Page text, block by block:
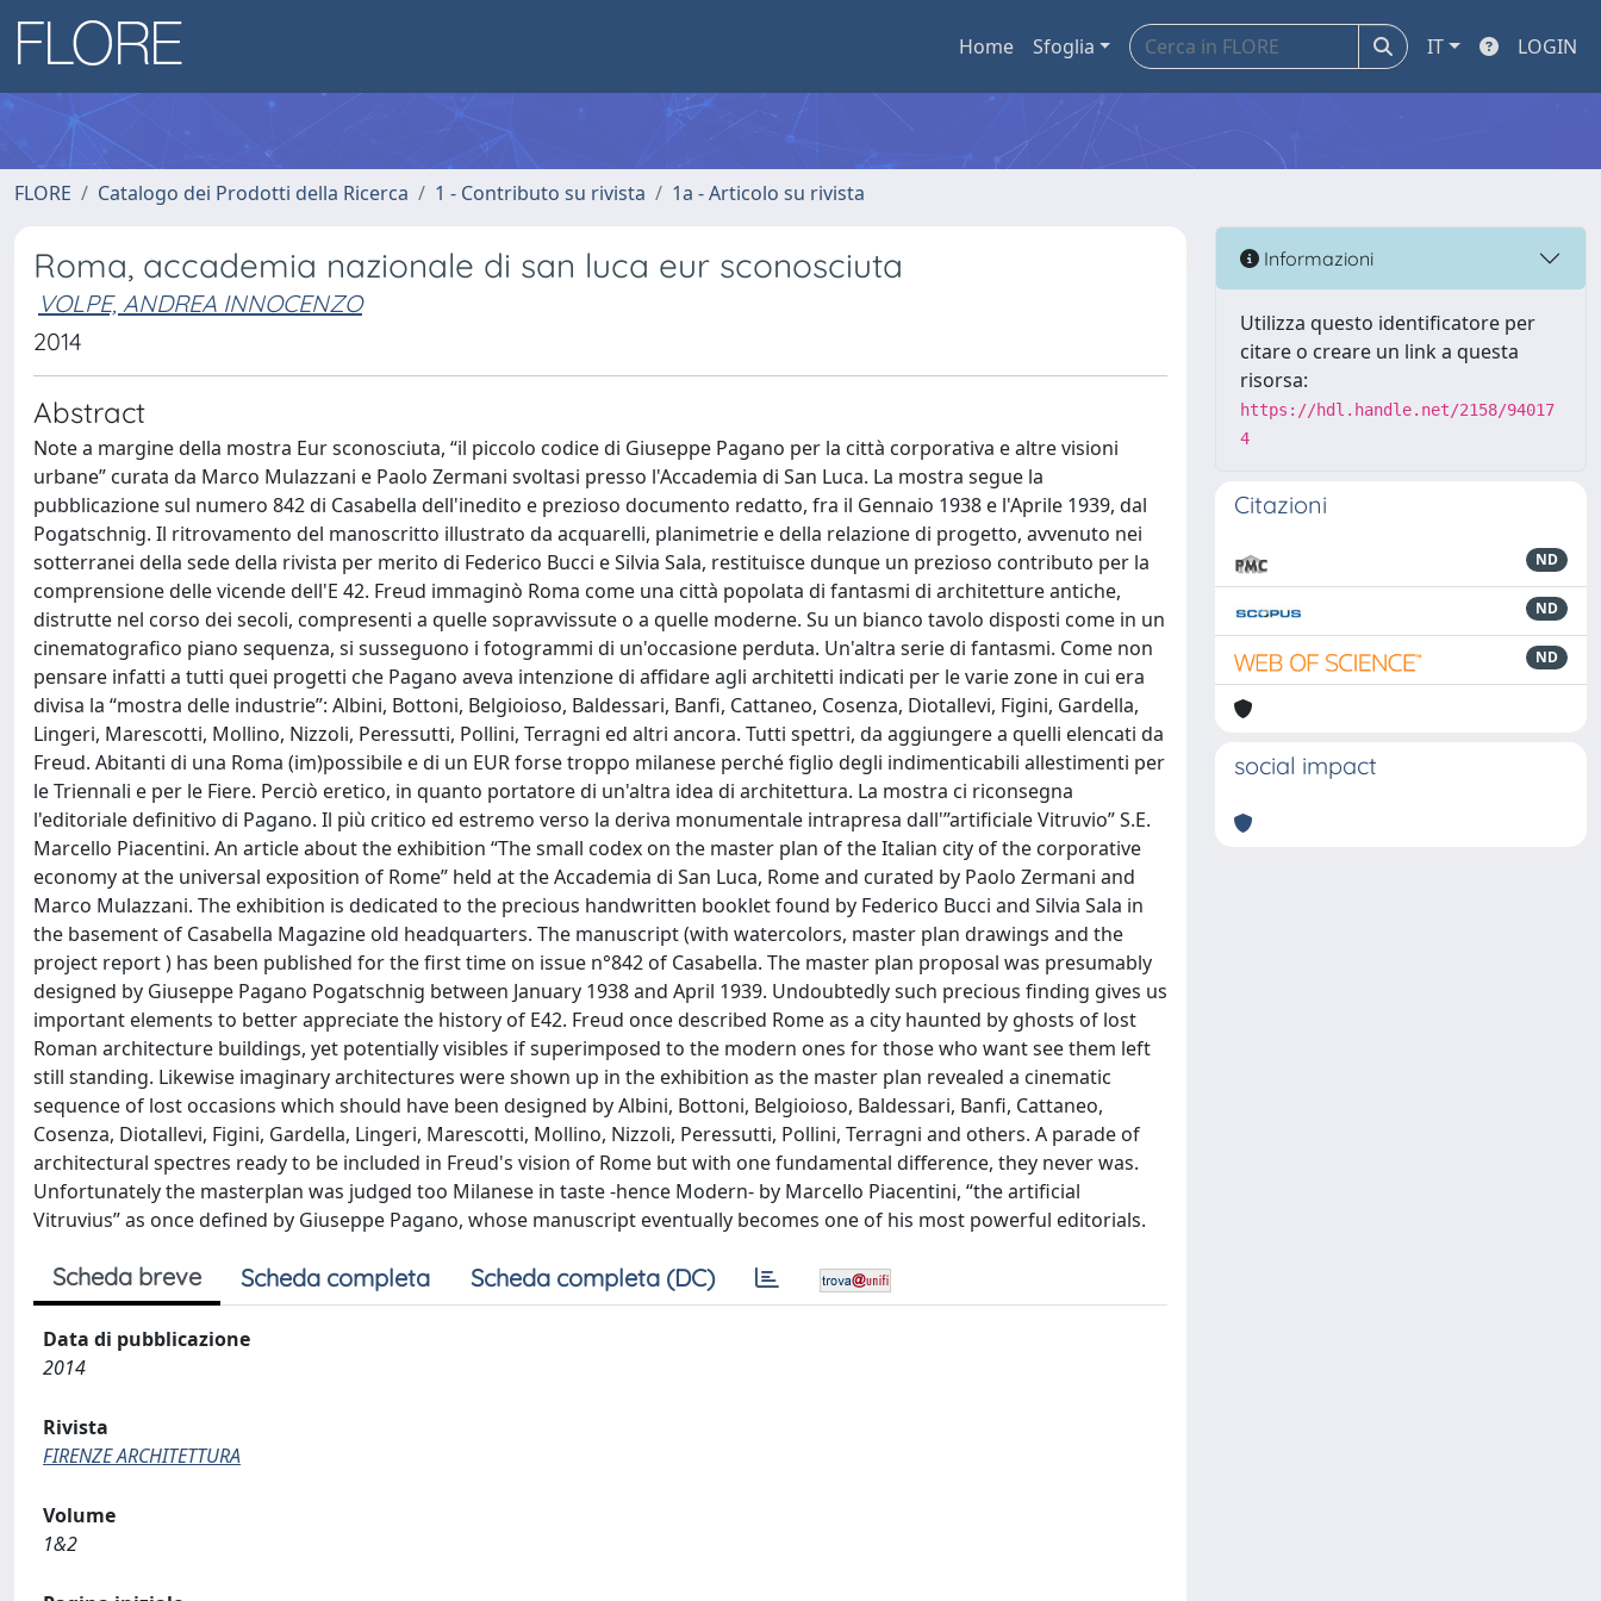
Home Sfoglia IT LOGIN
FLORE Catalogo dei Prodotti della Ricerca 1 - Contributo su rivista 1a - Articolo su rivista
Roma, accademia nazionale di san luca eur sconosciuta
VOLPE, ANDREA INNOCENZO
2014
Abstract
Note a margine della mostra Eur sconosciuta, “il piccolo codice di Giuseppe Pagano per la città corporativa e altre visioni
urbane” curata da Marco Mulazzani e Paolo Zermani svoltasi presso l'Accademia di San Luca. La mostra segue la
pubblicazione sul numero 842 di Casabella dell'inedito e prezioso documento redatto, fra il Gennaio 1938 e l'Aprile 1939, dal
Pogatschnig. Il ritrovamento del manoscritto illustrato da acquarelli, planimetrie e della relazione di progetto, avvenuto nei
sotterranei della sede della rivista per merito di Federico Bucci e Silvia Sala, restituisce dunque un prezioso contributo per la
comprensione delle vicende dell'E 42. Freud immaginò Roma come una città popolata di fantasmi di architetture antiche,
distrutte nel corso dei secoli, compresenti a quelle sopravvissute o a quelle moderne. Su un bianco tavolo disposti come in un
cinematografico piano sequenza, si susseguono i fotogrammi di un'occasione perduta. Un'altra serie di fantasmi. Come non
pensare infatti a tutti quei progetti che Pagano aveva intenzione di affidare agli architetti indicati per le varie zone in cui era
divisa la “mostra delle industrie”: Albini, Bottoni, Belgioioso, Baldessari, Banfi, Cattaneo, Cosenza, Diotallevi, Figini, Gardella,
Lingeri, Marescotti, Mollino, Nizzoli, Peressutti, Pollini, Terragni ed altri ancora. Tutti spettri, da aggiungere a quelli elencati da
Freud. Abitanti di una Roma (im)possibile e di un EUR forse troppo milanese perché figlio degli indimenticabili allestimenti per
le Triennali e per le Fiere. Perciò eretico, in quanto portatore di un'altra idea di architettura. La mostra ci riconsegna
l'editoriale definitivo di Pagano. Il più critico ed estremo verso la deriva monumentale intrapresa dall'”artificiale Vitruvio” S.E.
Marcello Piacentini. An article about the exhibition “The small codex on the master plan of the Italian city of the corporative
economy at the universal exposition of Rome” held at the Accademia di San Luca, Rome and curated by Paolo Zermani and
Marco Mulazzani. The exhibition is dedicated to the precious handwritten booklet found by Federico Bucci and Silvia Sala in
the basement of Casabella Magazine old headquarters. The manuscript (with watercolors, master plan drawings and the
project report ) has been published for the first time on issue n°842 of Casabella. The master plan proposal was presumably
designed by Giuseppe Pagano Pogatschnig between January 1938 and April 1939. Undoubtedly such precious finding gives us
important elements to better appreciate the history of E42. Freud once described Rome as a city haunted by ghosts of lost
Roman architecture buildings, yet potentially visibles if superimposed to the modern ones for those who want see them left
still standing. Likewise imaginary architectures were shown up in the exhibition as the master plan revealed a cinematic
sequence of lost occasions which should have been designed by Albini, Bottoni, Belgioioso, Baldessari, Banfi, Cattaneo,
Cosenza, Diotallevi, Figini, Gardella, Lingeri, Marescotti, Mollino, Nizzoli, Peressutti, Pollini, Terragni and others. A parade of
architectural spectres ready to be included in Freud's vision of Rome but with one fundamental difference, they never was.
Unfortunately the masterplan was judged too Milanese in taste -hence Modern- by Marcello Piacentini, “the artificial
Vitruvius” as once defined by Giuseppe Pagano, whose manuscript eventually becomes one of his most powerful editorials.
Scheda breve Scheda completa Scheda completa (DC)
Data di pubblicazione
2014
Rivista
FIRENZE ARCHITETTURA
Volume
1&2
Informazioni
Utilizza questo identificatore per
citare o creare un link a questa
risorsa:
https://hdl.handle.net/2158/94017
4
Citazioni
ND
ND
ND
social impact